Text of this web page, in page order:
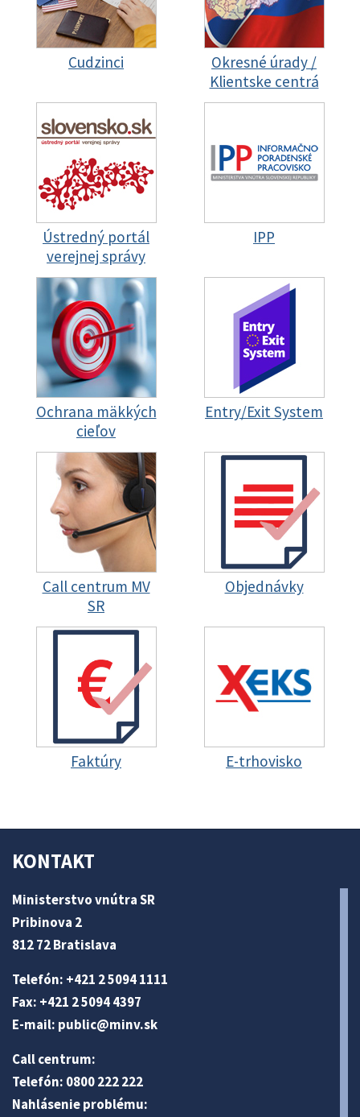
Cudzinci
Okresné úrady /
Klientske centrá
Ústredný portál
verejnej správy
IPP
Ochrana mäkkých
cieľov
Entry/Exit System
Call centrum MV
SR
Objednávky
Faktúry E-trhovisko
KONTAKT
Ministerstvo vnútra SR
Pribinova 2
812 72 Bratislava
Telefón: +421 2 5094 1111
Fax: +421 2 5094 4397
E-mail: public@minv.sk
Call centrum:
Telefón: 0800 222 222
Nahlásenie problému: